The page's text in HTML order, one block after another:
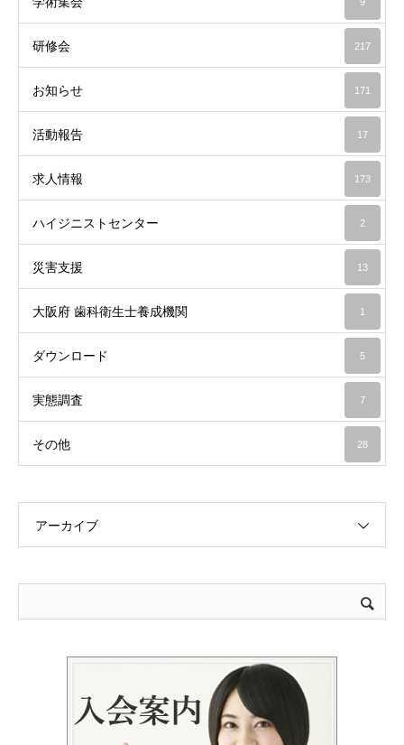
研修会 217
お知らせ 171
活動報告 17
求人情報 173
ハイジニストセンター 2
災害支援 13
大阪府 歯科衛生士養成機関 1
ダウンロード 5
実態調査 7
その他 28
アーカイブ